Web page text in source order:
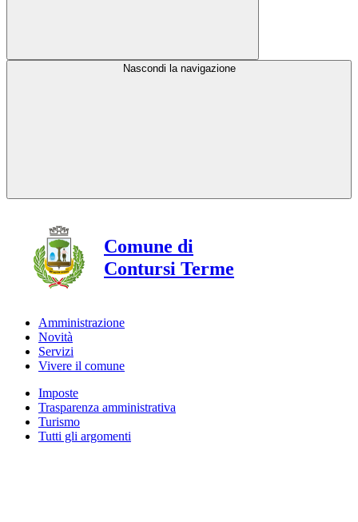
Nascondi la navigazione
Comune di
Contursi Terme
Amministrazione
Novità
Servizi
Vivere il comune
Imposte
Trasparenza amministrativa
Turismo
Tutti gli argomenti